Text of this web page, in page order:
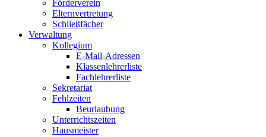
Förderverein
Elternvertretung
Schließfächer
Verwaltung
Kollegium
E-Mail-Adressen
Klassenlehrerliste
Fachlehrerliste
Sekretariat
Fehlzeiten
Beurlaubung
Unterrichtszeiten
Hausmeister